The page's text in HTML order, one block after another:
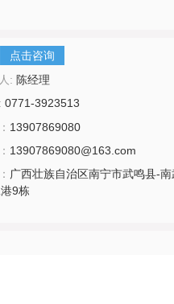
点击咨询
: 陈经理
0771-3923513
13907869080
13907869080@163.com
广西壮族自治区南宁市武鸣县-
9栋